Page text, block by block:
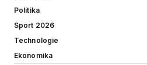
Politika
Sport 2026
Technologie
Ekonomika